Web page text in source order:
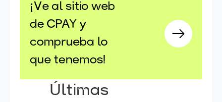
¡Ve al sitio web
de CPAY y
comprueba lo
que tenemos!
Últimas